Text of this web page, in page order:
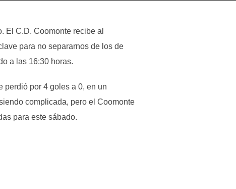
El C.D. Coomonte recibe al
para no separarnos de los de
a las 16:30 horas.
perdió por 4 goles a 0, en un
complicada, pero el Coomonte
para este sábado.